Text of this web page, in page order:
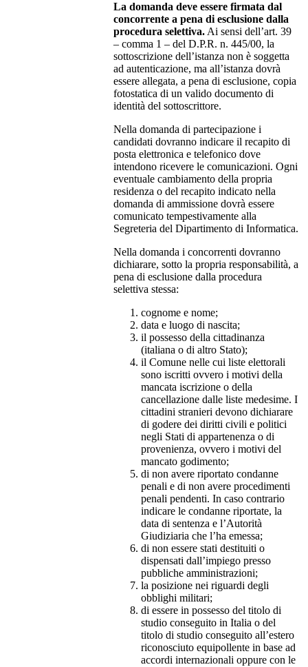
La domanda deve essere firmata dal
concorrente a pena di esclusione dalla
procedura selettiva. Ai sensi dell’art. 39
– comma 1 – del D.P.R. n. 445/00, la
sottoscrizione dell’istanza non è soggetta
ad autenticazione, ma all’istanza dovrà
essere allegata, a pena di esclusione, copia
fotostatica di un valido documento di
identità del sottoscrittore.
Nella domanda di partecipazione i
candidati dovranno indicare il recapito di
posta elettronica e telefonico dove
intendono ricevere le comunicazioni. Ogni
eventuale cambiamento della propria
residenza o del recapito indicato nella
domanda di ammissione dovrà essere
comunicato tempestivamente alla
Segreteria del Dipartimento di Informatica.
Nella domanda i concorrenti dovranno
dichiarare, sotto la propria responsabilità, a
pena di esclusione dalla procedura
selettiva stessa:
cognome e nome;
data e luogo di nascita;
il possesso della cittadinanza
(italiana o di altro Stato);
il Comune nelle cui liste elettorali
sono iscritti ovvero i motivi della
mancata iscrizione o della
cancellazione dalle liste medesime. I
cittadini stranieri devono dichiarare
di godere dei diritti civili e politici
negli Stati di appartenenza o di
provenienza, ovvero i motivi del
mancato godimento;
di non avere riportato condanne
penali e di non avere procedimenti
penali pendenti. In caso contrario
indicare le condanne riportate, la
data di sentenza e l’Autorità
Giudiziaria che l’ha emessa;
di non essere stati destituiti o
dispensati dall’impiego presso
pubbliche amministrazioni;
la posizione nei riguardi degli
obblighi militari;
di essere in possesso del titolo di
studio conseguito in Italia o del
titolo di studio conseguito all’estero
riconosciuto equipollente in base ad
accordi internazionali oppure con le